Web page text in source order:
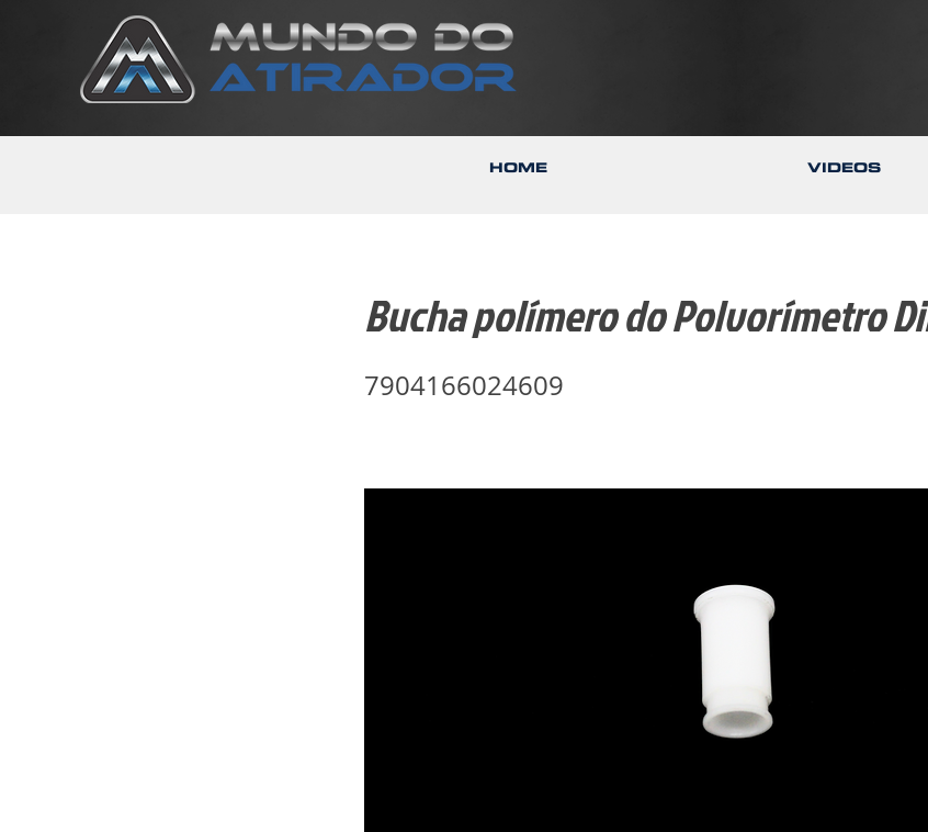
HOME VIDEOS
Bucha polímero do Polvorímetro
7904166024609